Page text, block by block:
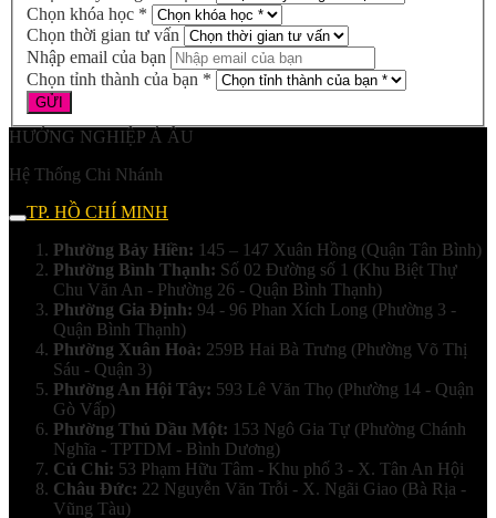
Chọn khóa học *
Chọn thời gian tư vấn
Nhập email của bạn
Chọn tỉnh thành của bạn *
HƯỚNG NGHIỆP Á ÂU
Hệ Thống Chi Nhánh
TP. HỒ CHÍ MINH
Phường Bảy Hiền: 145 – 147 Xuân Hồng (Quận Tân Bình)
Phường Bình Thạnh: Số 02 Đường số 1 (Khu Biệt Thự
Chu Văn An - Phường 26 - Quận Bình Thạnh)
Phường Gia Định: 94 - 96 Phan Xích Long (Phường 3 -
Quận Bình Thạnh)
Phường Xuân Hoà: 259B Hai Bà Trưng (Phường Võ Thị
Sáu - Quận 3)
Phường An Hội Tây: 593 Lê Văn Thọ (Phường 14 - Quận
Gò Vấp)
Phường Thủ Dầu Một: 153 Ngô Gia Tự (Phường Chánh
Nghĩa - TPTDM - Bình Dương)
Củ Chi: 53 Phạm Hữu Tâm - Khu phố 3 - X. Tân An Hội
Châu Đức: 22 Nguyễn Văn Trỗi - X. Ngãi Giao (Bà Rịa -
Vũng Tàu)